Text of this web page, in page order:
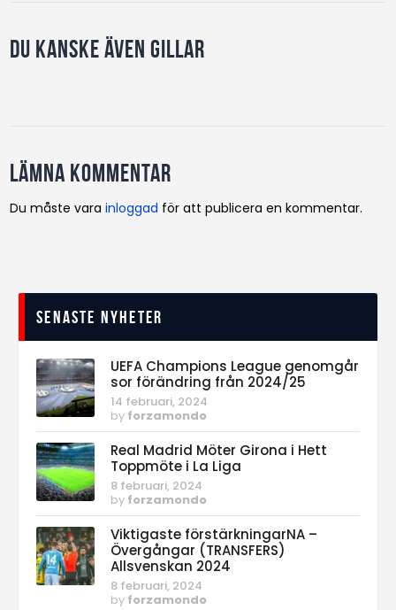
Du kanske även gillar
Lämna kommentar
Du måste varainloggad för att publicera en kommentar.
Senaste nyheter
UEFA Champions League genomgår
sor förändring från 2024/25
14 februari, 2024
by forzamondo
Real Madrid Möter Girona i Hett
Toppmöte i La Liga
8 februari, 2024
by forzamondo
Viktigaste förstärkningarNA –
Övergångar (TRANSFERS)
Allsvenskan 2024
8 februari, 2024
by forzamondo